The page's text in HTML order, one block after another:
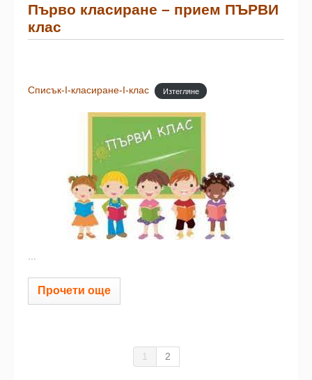
Първо класиране – прием ПЪРВИ
клас
Списък-I-класиране-I-клас Изтегляне
...
Прочети още
1 2